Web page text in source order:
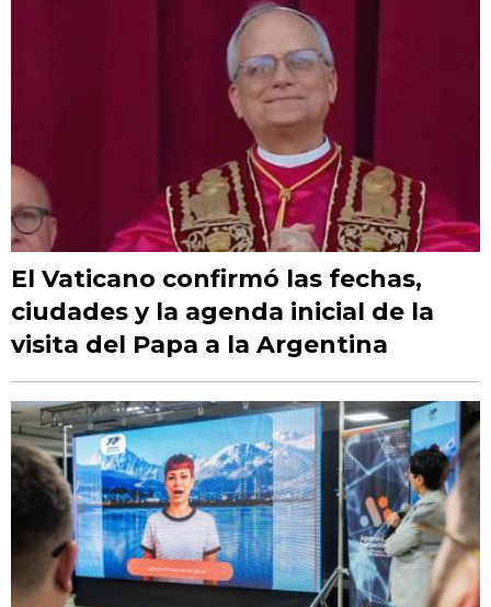
El Vaticano confirmó las fechas,
ciudades y la agenda inicial de la
visita del Papa a la Argentina